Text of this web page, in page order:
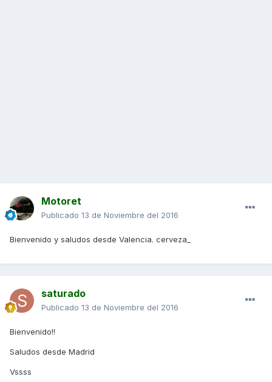
Motoret
Publicado 13 de Noviembre del 2016
Bienvenido y saludos desde Valencia. cerveza_
saturado
Publicado 13 de Noviembre del 2016
Bienvenido!!
Saludos desde Madrid
Vssss